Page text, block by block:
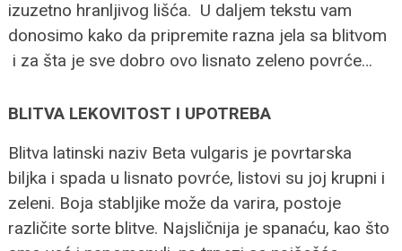
izuzetno hranljivog lišća. U daljem tekstu vam
donosimo kako da pripremite razna jela sa blitvom
i za šta je sve dobro ovo lisnato zeleno povrće…
BLITVA LEKOVITOST I UPOTREBA
Blitva latinski naziv Beta vulgaris je povrtarska
biljka i spada u lisnato povrće, listovi su joj krupni i
zeleni. Boja stabljike može da varira, postoje
različite sorte blitve. Najsličnija je spanaću, kao što